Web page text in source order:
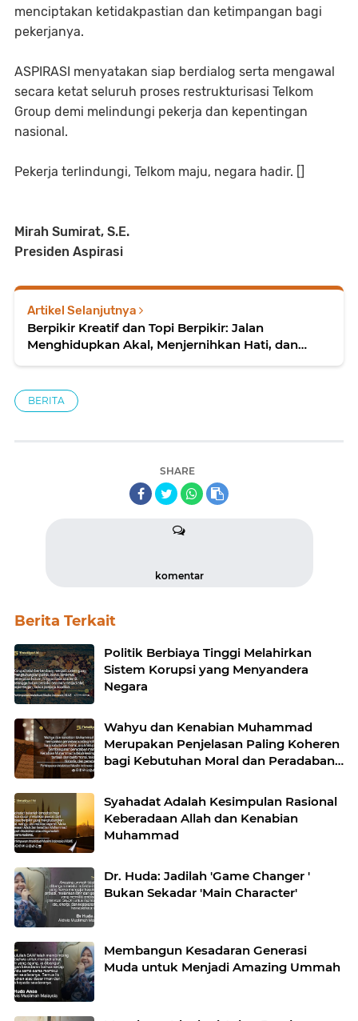
menciptakan ketidakpastian dan ketimpangan bagi
pekerjanya.
ASPIRASI menyatakan siap berdialog serta mengawal
secara ketat seluruh proses restrukturisasi Telkom
Group demi melindungi pekerja dan kepentingan
nasional.
Pekerja terlindungi, Telkom maju, negara hadir. []
Mirah Sumirat, S.E.
Presiden Aspirasi
Artikel Selanjutnya
Berpikir Kreatif dan Topi Berpikir: Jalan
Menghidupkan Akal, Menjernihkan Hati, dan
BERITA
SHARE
komentar
Berita Terkait
Politik Berbiaya Tinggi Melahirkan
Sistem Korupsi yang Menyandera
Negara
Wahyu dan Kenabian Muhammad
Merupakan Penjelasan Paling Koheren
bagi Kebutuhan Moral dan Peradaban
Syahadat Adalah Kesimpulan Rasional
Keberadaan Allah dan Kenabian
Muhammad
Dr. Huda: Jadilah 'Game Changer '
Bukan Sekadar 'Main Character'
Membangun Kesadaran Generasi
Muda untuk Menjadi Amazing Ummah